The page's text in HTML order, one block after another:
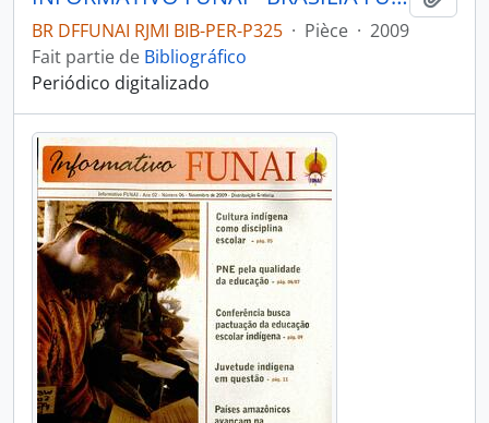
BR DFFUNAI RJMI BIB-PER-P325 · Pièce · 2009
Fait partie de Bibliográfico
Periódico digitalizado